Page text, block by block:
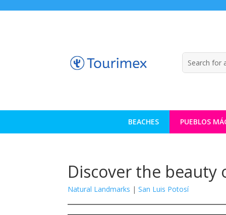
BEACHES PUEBLOS
Discover the beauty
Natural Landmarks |San Luis Potosí